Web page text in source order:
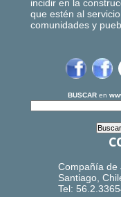
incidir en la
que estén al
comunidades y
BUSCAR en
Compañía de
Santiago,
Tel: